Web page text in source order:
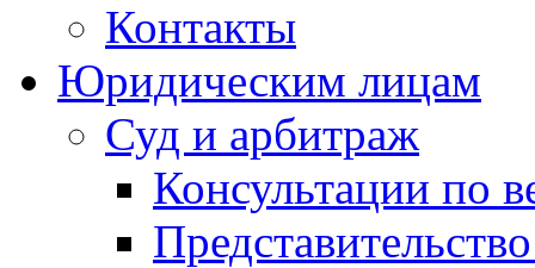
Контакты
Юридическим лицам
Суд и арбитраж
Консультации по